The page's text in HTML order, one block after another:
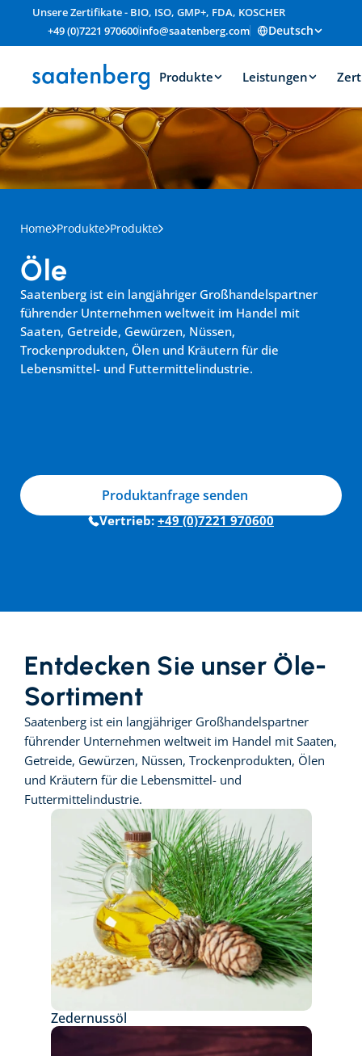
Unsere Zertifikate - BIO, ISO, GMP+, FDA, KOSCHER
+49 (0)7221 970600info@saatenberg.com Deutsch
Produkte Leistungen
Home Produkte Produkte
Saatenberg ist ein langjähriger Großhandelspartner
führender Unternehmen weltweit im Handel mit
Saaten, Getreide, Gewürzen, Nüssen,
Trockenprodukten, Ölen und Kräutern für die
Lebensmittel- und Futtermittelindustrie.
Öle
Vertrieb: +49 (0)7221 970600
Produktanfrage senden
Entdecken Sie unser Öle-
Sortiment
Saatenberg ist ein langjähriger Großhandelspartner
führender Unternehmen weltweit im Handel mit Saaten,
Getreide, Gewürzen, Nüssen, Trockenprodukten, Ölen
und Kräutern für die Lebensmittel- und
Futtermittelindustrie.
Zedernussöl